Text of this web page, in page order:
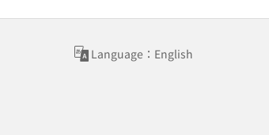
Language：English